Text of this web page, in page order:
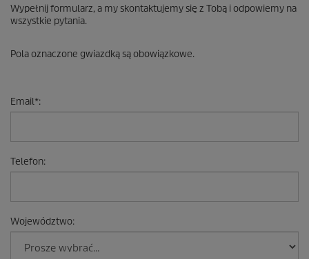
Wypełnij formularz, a my skontaktujemy się z Tobą i odpowiemy na
wszystkie pytania.
Pola oznaczone gwiazdką są obowiązkowe.
Email*:
Telefon:
Województwo: